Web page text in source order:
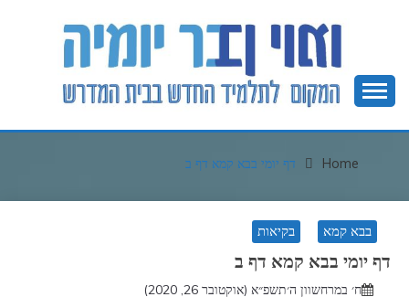
בר יומיה
Home דף יומי בבא קמא דף ב
בבא קמא בקיאות
דף יומי בבא קמא דף ב
ח׳ במרחשוון ה׳תשפ״א (אוקטובר 26, 2020)